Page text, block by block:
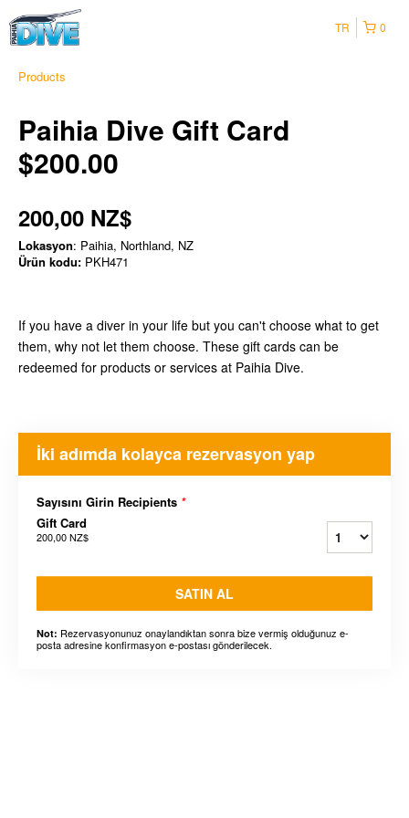
0
TR
Products
Paihia Dive Gift Card
$200.00
200,00 NZ$
Lokasyon: Paihia, Northland, NZ
Ürün kodu: PKH471
If you have a diver in your life but you can't choose what to get
them, why not let them choose. These gift cards can be
redeemed for products or services at Paihia Dive.
İki adımda kolayca rezervasyon yap
Sayısını Girin Recipients *
Gift Card
200,00 NZ$
SATIN AL
Not: Rezervasyonunuz onaylandıktan sonra bize vermiş olduğunuz e-
posta adresine konfirmasyon e-postası gönderilecek.